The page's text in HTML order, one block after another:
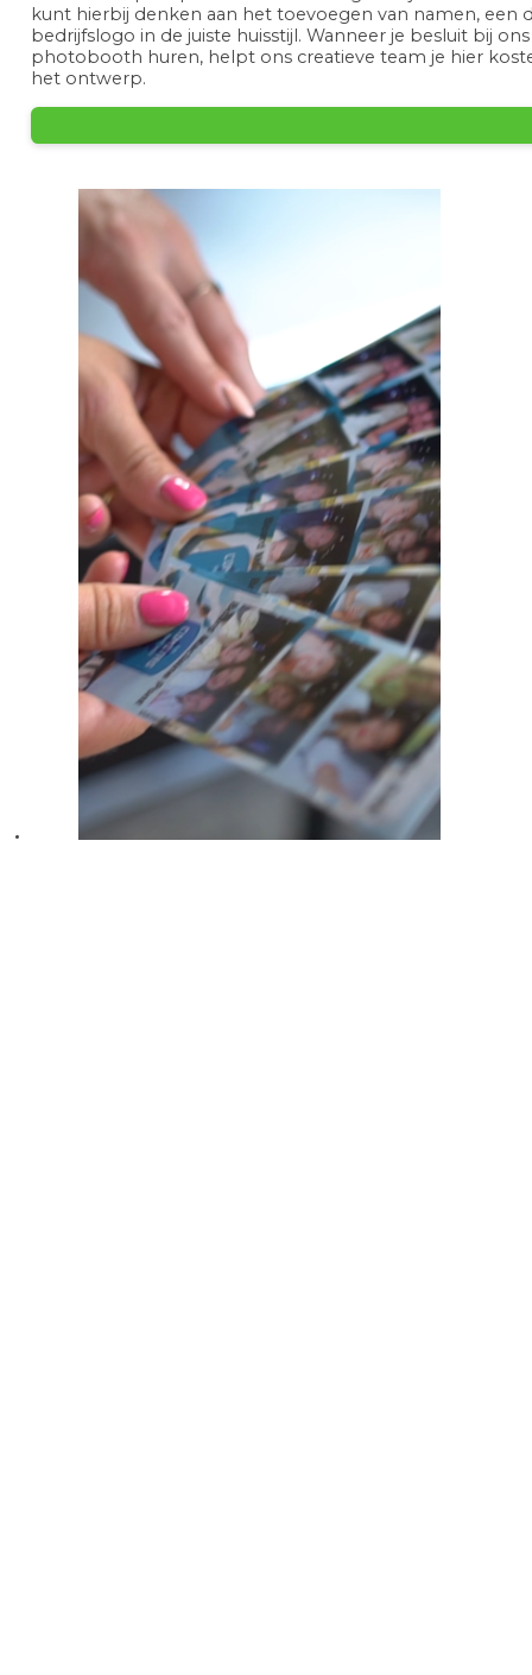
kunt hierbij denken aan het toevoegen van namen, een
bedrijfslogo in de juiste huisstijl. Wanneer je besluit bij
photobooth huren, helpt ons creatieve team je hier
het ontwerp.